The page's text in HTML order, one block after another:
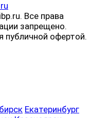
Все права
запрещено.
публичной офертой.
Екатеринбург